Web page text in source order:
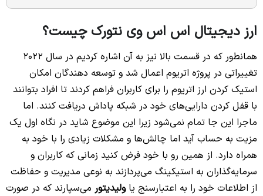
ارز دیجیتال اس اس وی نتورک چیست؟
همانطور که در قسمت بالا نیز به آن اشاره کردیم در سال 2022
تغییراتی در پروژه اتریوم اعمال شد و توسعه دهندگان امکان
استیک کردن ارز اتریوم را برای کاربران فراهم کردند تا افراد بتوانند
با قفل کردن دارایی‌های خود در شبکه پاداش دریافت کنند. اما
ماجرا این جا تمام نمی‌شود زیرا این موضوع شاید در نگاه اول یک
مزیت به حساب آید اما چالش‌ها و مشکلات زیادی را با خود به
همراه دارد. از همین رو با خود فرض کنید زمانی که کاربران و
سرمایه‌گذاران به استیکینگ می‌پردازند به نوعی مدیریت و حفاظت
از اطلاعات خود را به اعتبارسنج یاولیدیتور می‌سپارند که در صورت